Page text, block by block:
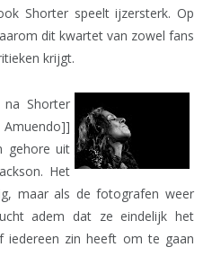
Shorter speelt ijzersterk. Op
dit kwartet van zowel fans
krijgt.
Shorter
gehore uit
Het
maar als de fotografen weer
adem dat ze eindelijk het
iedereen zin heeft om te gaan